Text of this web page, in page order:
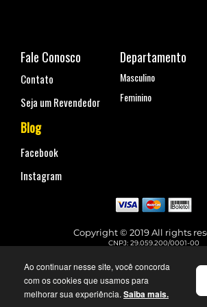
Ao continuar nesse site, você concorda
com os cookies que usamos para
melhorar sua experiência. Saiba mais.
Fale Conosco
Contato
Seja um Revendedor
Blog
Facebook
Instagram
Departamento
Masculino
Feminino
Copyright © 2019 All rights
CNPJ: 29.059.200/0001-00
Telefone para contato: (11) 99144-
faleconosco@urbane.com.br